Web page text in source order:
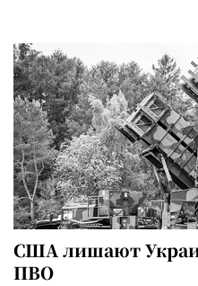
США лишают
ПВО